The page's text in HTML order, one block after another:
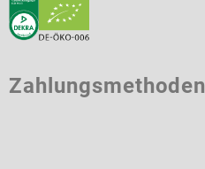
Zahlungsmethoden